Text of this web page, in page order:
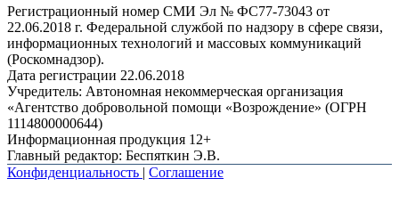
Регистрационный номер СМИ Эл № ФС77-73043 от
22.06.2018 г. Федеральной службой по надзору в сфере связи,
информационных технологий и массовых коммуникаций
(Роскомнадзор).
Дата регистрации 22.06.2018
Учредитель: Автономная некоммерческая организация
«Агентство добровольной помощи «Возрождение» (ОГРН
1114800000644)
Информационная продукция 12+
Главный редактор: Беспяткин Э.В.
Конфиденциальность | Соглашение